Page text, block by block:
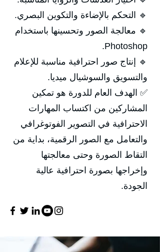
🔹 التحكم بالإضاءة والتكوين البصري.
🔹 معالجة الصور وتحسينها باستخدام
Photoshop.
🔹 إنتاج صور احترافية مناسبة للإعلام
والتسويق والسوشيال ميديا.
✅ الهدف العام للدورة هو تمكين
المشاركين من اكتساب المهارات
الاحترافية في التصوير الفوتوغرافي
والتعامل مع الصور الرقمية، بداية من
التقاط الصورة وحتى معالجتها
وإخراجها بصورة احترافية عالية
الجودة.